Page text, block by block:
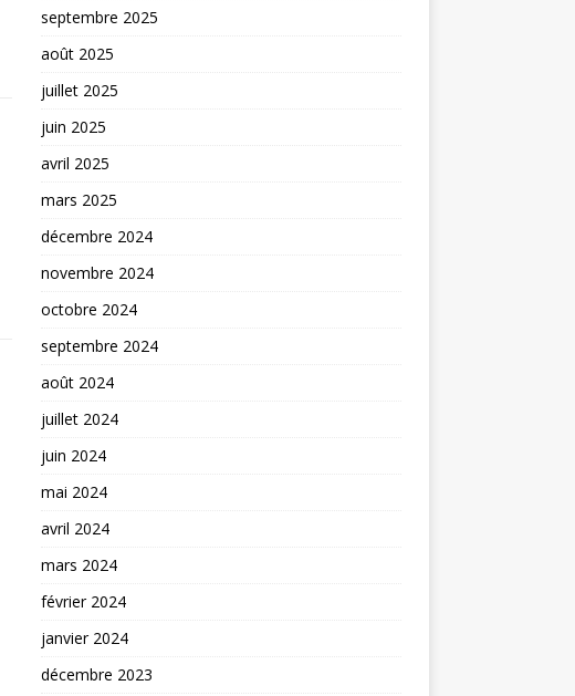
septembre 2025
août 2025
juillet 2025
juin 2025
avril 2025
mars 2025
décembre 2024
novembre 2024
octobre 2024
septembre 2024
août 2024
juillet 2024
juin 2024
mai 2024
avril 2024
mars 2024
février 2024
janvier 2024
décembre 2023